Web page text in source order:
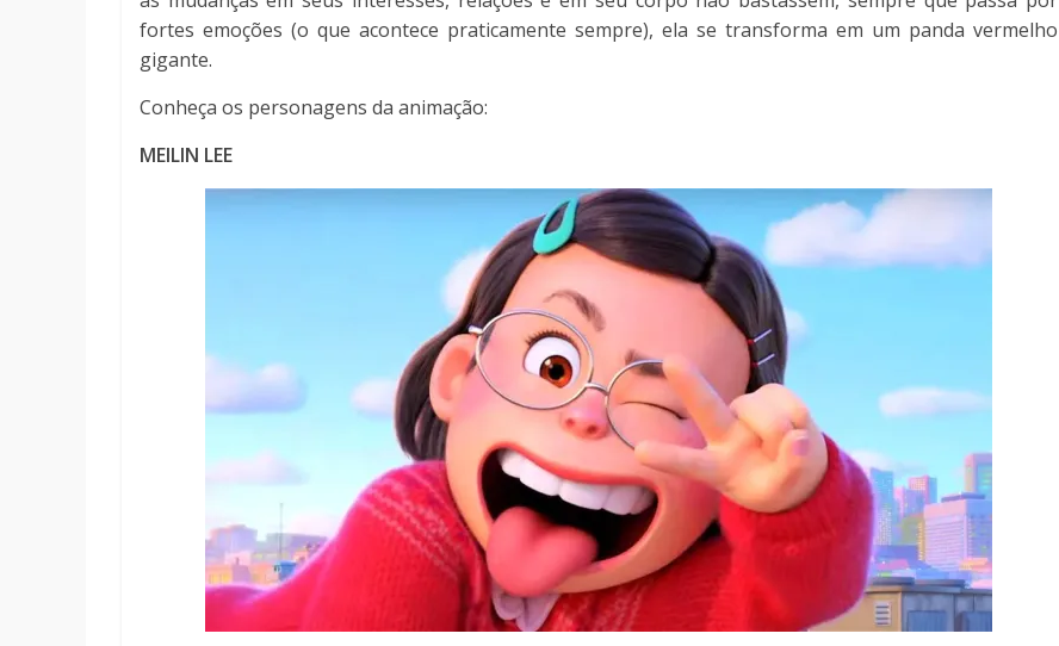
fortes emoções (o que acontece praticamente sempre), ela se transforma em um panda vermelho
gigante.
Conheça os personagens da animação:
MEILIN LEE